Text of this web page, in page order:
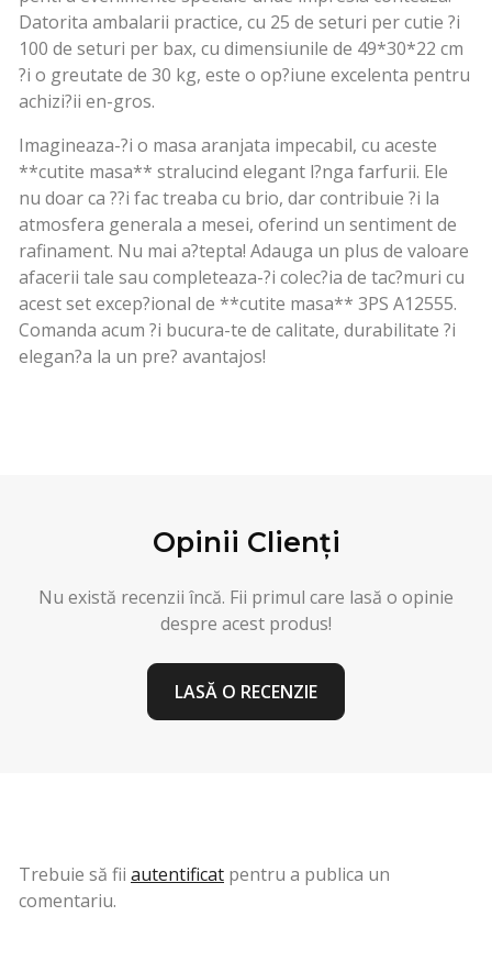
Datorita ambalarii practice, cu 25 de seturi per cutie ?i
100 de seturi per bax, cu dimensiunile de 49*30*22 cm
?i o greutate de 30 kg, este o op?iune excelenta pentru
achizi?ii en-gros.
Imagineaza-?i o masa aranjata impecabil, cu aceste
**cutite masa** stralucind elegant l?nga farfurii. Ele
nu doar ca ??i fac treaba cu brio, dar contribuie ?i la
atmosfera generala a mesei, oferind un sentiment de
rafinament. Nu mai a?tepta! Adauga un plus de valoare
afacerii tale sau completeaza-?i colec?ia de tac?muri cu
acest set excep?ional de **cutite masa** 3PS A12555.
Comanda acum ?i bucura-te de calitate, durabilitate ?i
elegan?a la un pre? avantajos!
Opinii Clienți
Nu există recenzii încă. Fii primul care lasă o opinie
despre acest produs!
LASĂ O RECENZIE
Trebuie să fii autentificat pentru a publica un
comentariu.